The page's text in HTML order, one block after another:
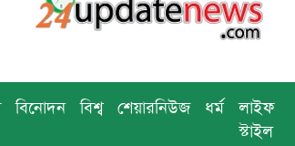
বিনোদন বিশ্ব শেয়ারনিউজ ধর্ম
লাইফ
স্টাইল